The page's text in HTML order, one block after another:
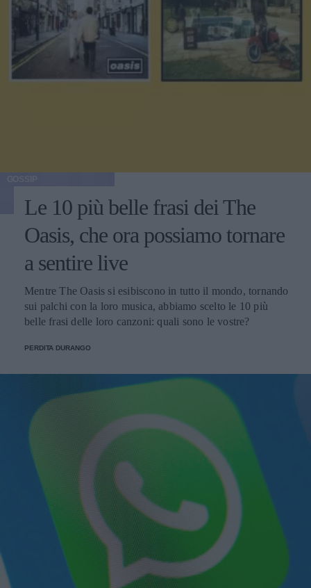
Le 10 più belle frasi dei The
Oasis, che ora possiamo tornare
a sentire live
Mentre The Oasis si esibiscono in tutto il mondo, tornando
sui palchi con la loro musica, abbiamo scelto le 10 più
belle frasi delle loro canzoni: quali sono le vostre?
PERDITA DURANGO